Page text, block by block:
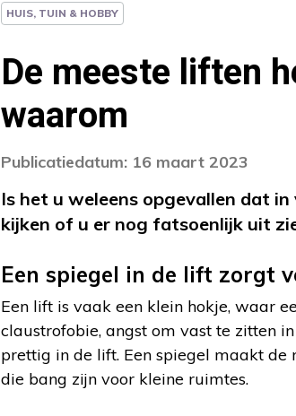
HUIS, TUIN & HOBBY
De meeste liften
waarom
Publicatiedatum: 16 maart 2023
Is het u weleens opgevallen dat
kijken of u er nog fatsoenlijk uit
Een spiegel in de lift zorgt
Een lift is vaak een klein hokje, waar
claustrofobie, angst om vast te zitten
prettig in de lift. Een spiegel maakt
die bang zijn voor kleine ruimtes.